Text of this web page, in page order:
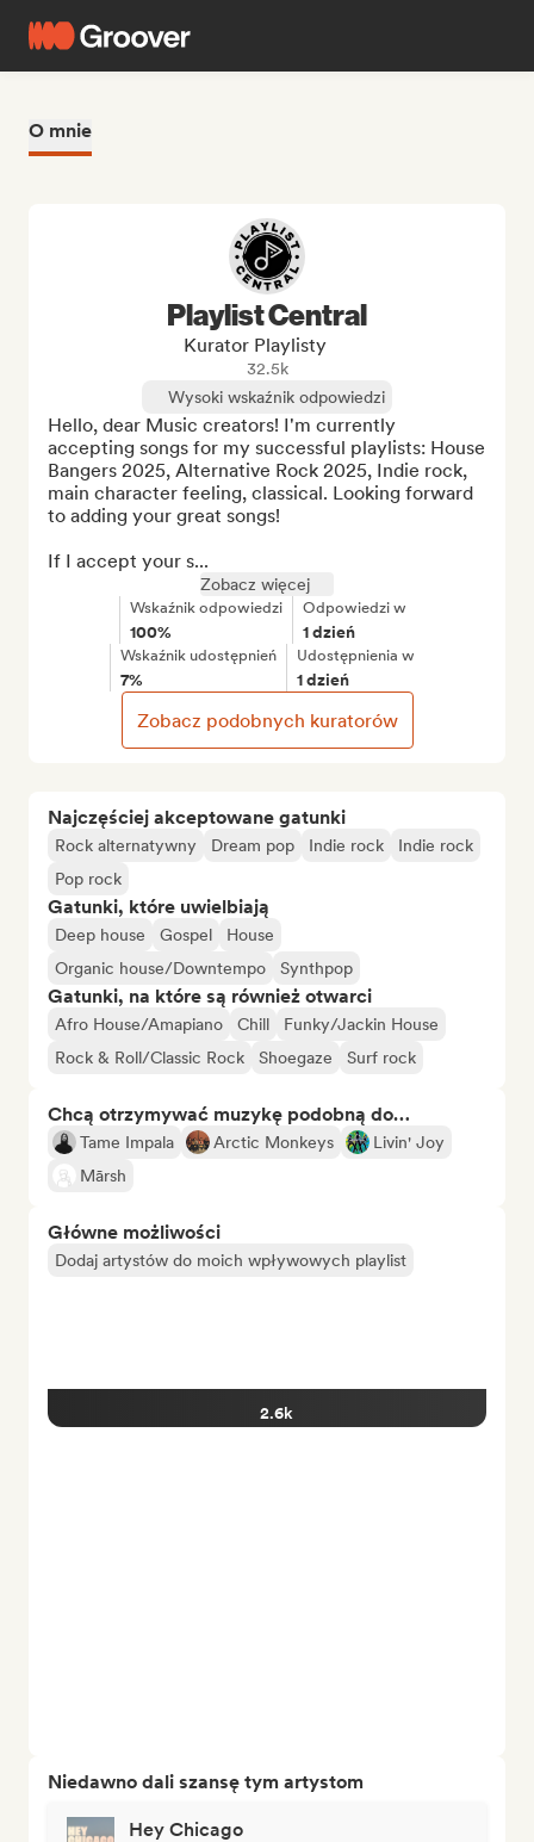
O mnie
Najczęściej akceptowane gatunki
Rock alternatywny Dream pop Indie rock
Indie rock
Pop rock
Gatunki, które uwielbiają
Deep house Gospel
House
Organic house/Downtempo
Synthpop
Gatunki, na które są również otwarci
Afro House/Amapiano Chill
Funky/Jackin House
Rock & Roll/Classic Rock
Shoegaze Surf rock
Chcą otrzymywać muzykę podobną do…
Tame Impala Arctic Monkeys
Livin' Joy
Mārsh
Główne możliwości
Dodaj artystów do moich wpływowych playlist
2.6k
Niedawno dali szansę tym artystom
Hey Chicago
Playlist Central
Kurator Playlisty
32.5k
Wysoki wskaźnik odpowiedzi
Hello, dear Music creators! I'm currently
accepting songs for my successful playlists: House
Bangers 2025, Alternative Rock 2025, Indie rock,
main character feeling, classical. Looking forward
to adding your great songs!
If I accept your s...
Zobacz więcej
Wskaźnik odpowiedzi
100%
Odpowiedzi w
1 dzień
Wskaźnik udostępnień
7%
Udostępnienia w
1 dzień
Zobacz podobnych kuratorów